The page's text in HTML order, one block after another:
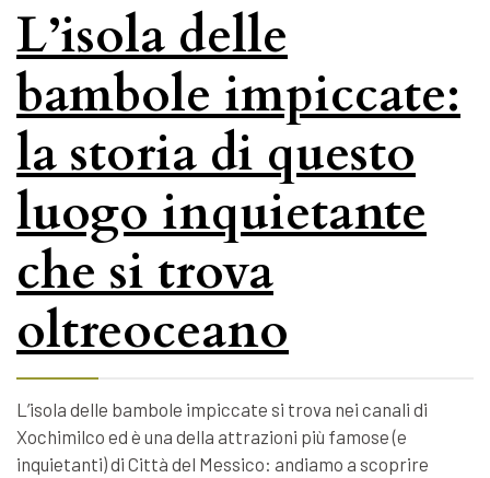
L’isola delle
bambole impiccate:
la storia di questo
luogo inquietante
che si trova
oltreoceano
L’isola delle bambole impiccate si trova nei canali di
Xochimilco ed è una della attrazioni più famose (e
inquietanti) di Città del Messico: andiamo a scoprire